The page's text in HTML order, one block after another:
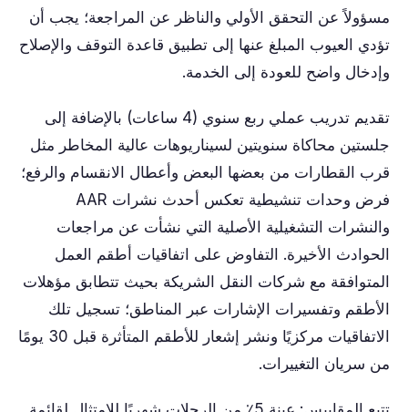
مسؤولاً عن التحقق الأولي والناظر عن المراجعة؛ يجب أن
تؤدي العيوب المبلغ عنها إلى تطبيق قاعدة التوقف والإصلاح
وإدخال واضح للعودة إلى الخدمة.
تقديم تدريب عملي ربع سنوي (4 ساعات) بالإضافة إلى
جلستين محاكاة سنويتين لسيناريوهات عالية المخاطر مثل
قرب القطارات من بعضها البعض وأعطال الانقسام والرفع؛
فرض وحدات تنشيطية تعكس أحدث نشرات AAR
والنشرات التشغيلية الأصلية التي نشأت عن مراجعات
الحوادث الأخيرة. التفاوض على اتفاقيات أطقم العمل
المتوافقة مع شركات النقل الشريكة بحيث تتطابق مؤهلات
الأطقم وتفسيرات الإشارات عبر المناطق؛ تسجيل تلك
الاتفاقيات مركزيًا ونشر إشعار للأطقم المتأثرة قبل 30 يومًا
من سريان التغييرات.